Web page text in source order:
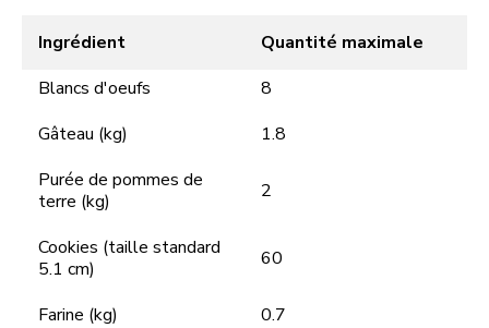
Ingrédient
Quantité maximale
Blancs d'oeufs
8
Gâteau (kg)
1.8
Purée de pommes de
terre (kg)
2
Cookies (taille standard
5.1 cm)
60
Farine (kg) 0.7